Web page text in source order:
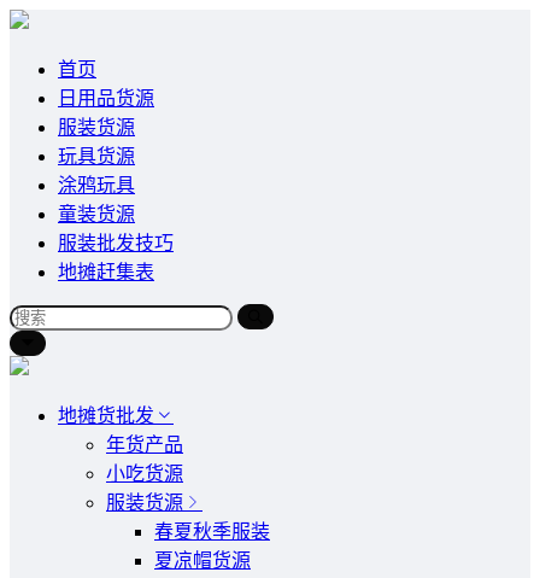
首页
日用品货源
服装货源
玩具货源
涂鸦玩具
童装货源
服装批发技巧
地摊赶集表
地摊货批发
年货产品
小吃货源
服装货源
春夏秋季服装
夏凉帽货源